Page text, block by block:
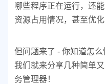
哪些程序正在运行，还
资源占用情况，甚至优化
但问题来了 - 你知道怎
我们就来分享几种简单
务管理器！